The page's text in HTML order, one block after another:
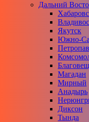
Дальний
Якутск
Южно-
Магадан
Мирный
Анадырь
Диксон
Тында